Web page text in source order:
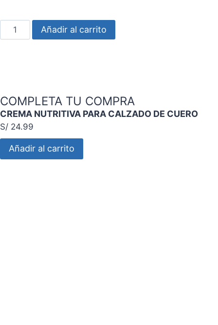
Añadir al carrito
COMPLETA TU COMPRA
CREMA NUTRITIVA PARA CALZADO DE CUERO
S/ 24.99
Añadir al carrito